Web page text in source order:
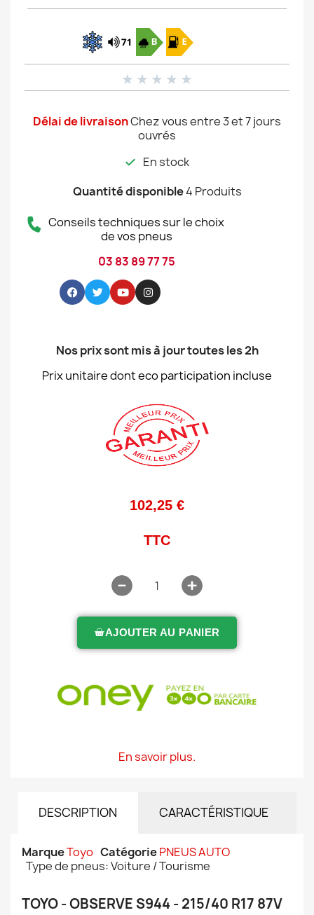
★ ★ ★ ★ ★
Délai de livraisonChez vous entre 3 et 7 jours
ouvrés
En stock
Quantité disponible4 Produits
Conseils techniques sur le choix
de vos pneus
03 83 89 77 75
Nos prix sont mis à jour toutes les 2h
Prix unitaire dont eco participation incluse
102,25 €
TTC
AJOUTER AU PANIER
En savoir plus.
DESCRIPTION CARACTÉRISTIQUE
MarqueToyo CatégoriePNEUS AUTO
Type de pneus: Voiture / Tourisme
TOYO - OBSERVE S944 - 215/40 R17 87V